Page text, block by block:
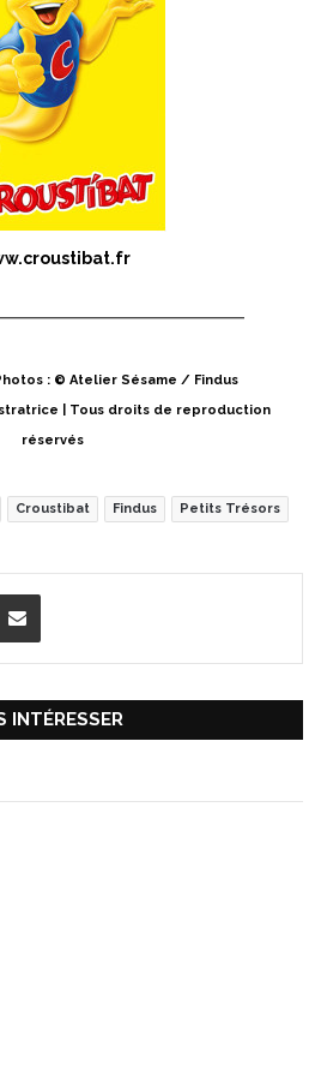
: © Atelier Sésame / Findus
| Tous droits de reproduction
réservés
Croustibat Findus Petits Trésors
INTÉRESSER